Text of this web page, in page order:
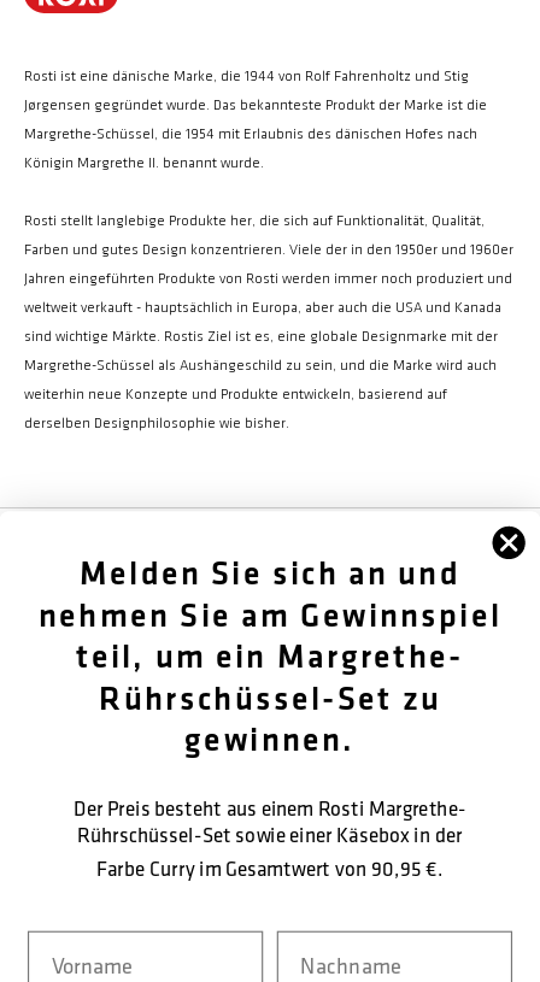
Rosti ist eine dänische Marke, die 1944 von Rolf Fahrenholtz und Stig
Jørgensen gegründet wurde. Das bekannteste Produkt der Marke ist die
Margrethe-Schüssel, die 1954 mit Erlaubnis des dänischen Hofes nach
Königin Margrethe II. benannt wurde.
Rosti stellt langlebige Produkte her, die sich auf Funktionalität, Qualität,
Farben und gutes Design konzentrieren. Viele der in den 1950er und 1960er
Jahren eingeführten Produkte von Rosti werden immer noch produziert und
weltweit verkauft - hauptsächlich in Europa, aber auch die USA und Kanada
sind wichtige Märkte. Rostis Ziel ist es, eine globale Designmarke mit der
Margrethe-Schüssel als Aushängeschild zu sein, und die Marke wird auch
weiterhin neue Konzepte und Produkte entwickeln, basierend auf
derselben Designphilosophie wie bisher.
KUNDENDIENST
SICHERE BEZAHLUNG
Melden Sie sich an und
nehmen Sie am Gewinnspiel
teil, um ein Margrethe-
Rührschüssel-Set zu
gewinnen.
Der Preis besteht aus einem Rosti Margrethe-
Rührschüssel-Set sowie einer Käsebox in der
Farbe Curry im Gesamtwert von 90,95 €.